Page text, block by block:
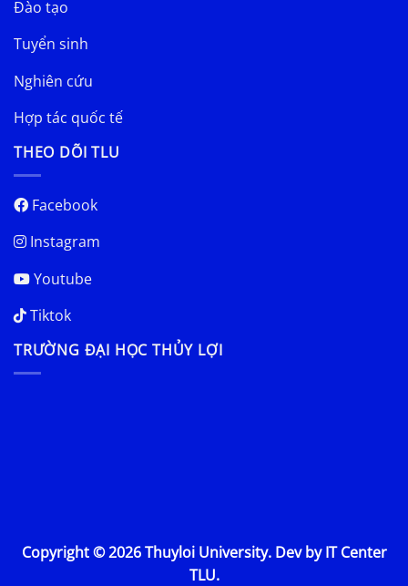
Đào tạo
Tuyển sinh
Nghiên cứu
Hợp tác quốc tế
THEO DÕI TLU
Facebook
Instagram
Youtube
Tiktok
TRƯỜNG ĐẠI HỌC THỦY LỢI
Copyright © 2026 Thuyloi University. Dev by IT Center
TLU.